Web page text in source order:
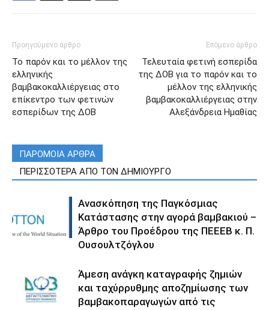
Προηγούμενο άρθρο
Το παρόν και το μέλλον της
ελληνικής
βαμβακοκαλλιέργειας στο
επίκεντρο των φετινών
εσπερίδων της ΔΟΒ
Επόμενο άρθρο
Τελευταία φετινή εσπερίδα
της ΔΟΒ για το παρόν και το
μέλλον της ελληνικής
βαμβακοκαλλιέργειας στην
Αλεξάνδρεια Ημαθίας
ΠΑΡΟΜΟΙΑ ΑΡΘΡΑ
ΠΕΡΙΣΣΟΤΕΡΑ ΑΠΟ ΤΟΝ ΔΗΜΙΟΥΡΓΟ
Ανασκόπηση της Παγκόσμιας
Κατάστασης στην αγορά βαμβακιού –
Άρθρο του Προέδρου της ΠΕΕΕΒ κ. Π.
Ουσουλτζόγλου
Άμεση ανάγκη καταγραφής ζημιών
και ταχύρρυθμης αποζημίωσης των
βαμβακοπαραγωγών από τις